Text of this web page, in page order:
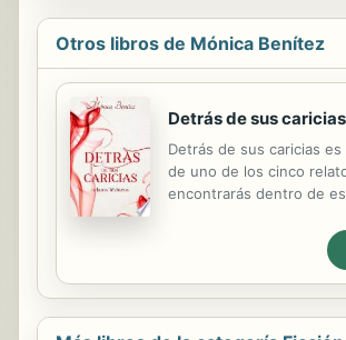
Otros libros de Mónica Benítez
Detrás de sus caricias
Detrás de sus caricias
de uno de los cinco
encontrarás dentro de
diferentes que lo único
en común es que están
protagonizadas por
sin querer Begoña no